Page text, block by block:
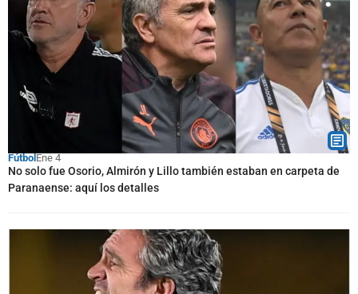
FútbolEne 4
No solo fue Osorio, Almirón y Lillo también estaban en carpeta de
Paranaense: aquí los detalles